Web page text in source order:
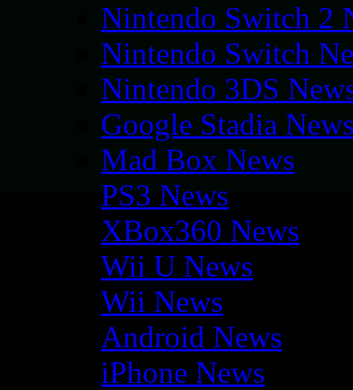
Nintendo Switch 2
Nintendo Switch
Nintendo 3DS
Google Stadia
Mad Box News
PS3 News
XBox360 News
Wii U News
Wii News
Android News
iPhone News